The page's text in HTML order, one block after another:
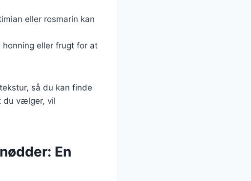
eller rosmarin kan
honning eller frugt for at
så du kan finde
du vælger, vil
En